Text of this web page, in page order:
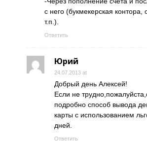
с него (букмекерская контора,
т.п.).
Ответить
Юрий
24.07.2013 at
Добрый день Алексей!
Если не
подробно способ вывода
карты с использованием
дней.
Ответить